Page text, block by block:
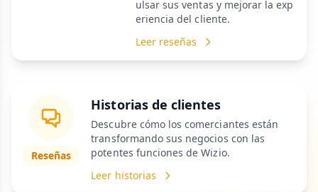
ulsar sus ventas y mejorar la exp
eriencia del cliente.
Leer reseñas
Reseñas
Historias de clientes
Descubre cómo los comerciantes están
transformando sus negocios con las
potentes funciones de Wizio.
Leer historias